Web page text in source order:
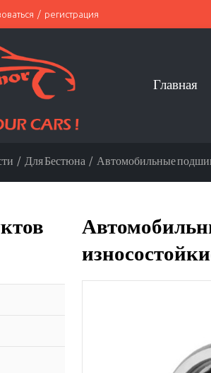
/ регистрация
Главная
/ Для Бестюна / Автомобильные